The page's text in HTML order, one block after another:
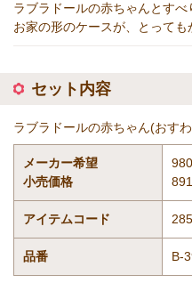
ラブラドールの赤ちゃんとすべ
お家の形のケースが、とっても
セット内容
ラブラドールの赤ちゃん(おす
メーカー希望
小売価格
アイテムコード
品番 B-